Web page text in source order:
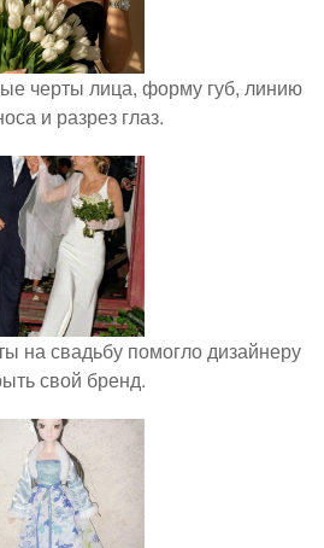
черты лица, форму губ, линию
и разрез глаз.
на свадьбу помогло дизайнеру
свой бренд.